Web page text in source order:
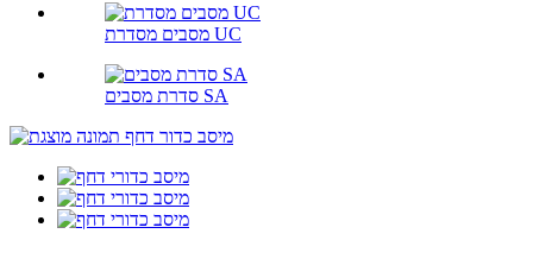
מסבים מסדרת UC
סדרת מסבים SA